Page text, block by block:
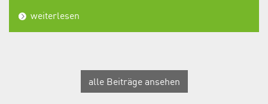
weiterlesen
alle Beiträge ansehen